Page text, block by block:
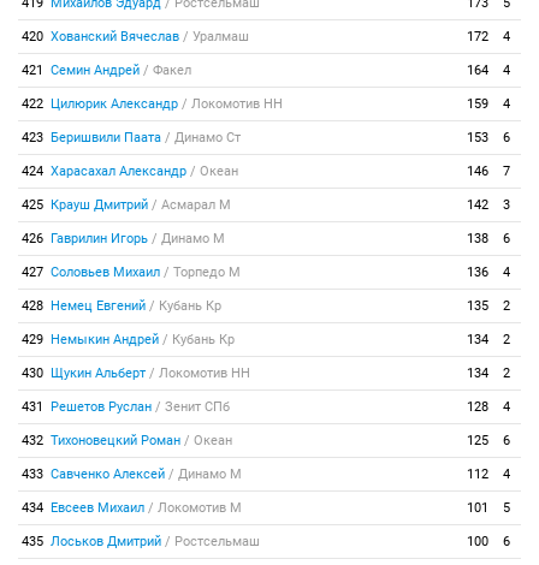
420 Хованский Вячеслав / Уралмаш 172 4
421 Семин Андрей / Факел 164 4
422 Цилюрик Александр / Локомотив НН 159 4
423 Беришвили Паата / Динамо Ст 153 6
424 Харасахал Александр / Океан 146 7
425 Крауш Дмитрий / Асмарал М 142 3
426 Гаврилин Игорь / Динамо М 138 6
427 Соловьев Михаил / Торпедо М 136 4
428 Немец Евгений / Кубань Кр 135 2
429 Немыкин Андрей / Кубань Кр 134 2
430 Щукин Альберт / Локомотив НН 134 2
431 Решетов Руслан / Зенит СПб 128 4
432 Тихоновецкий Роман / Океан 125 6
433 Савченко Алексей / Динамо М 112 4
434 Евсеев Михаил / Локомотив М 101 5
435 Лоськов Дмитрий / Ростсельмаш 100 6